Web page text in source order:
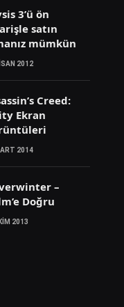
3’ü ön
satın
mümkün
2012
Creed:
Ekran
2014
–
Doğru
2013